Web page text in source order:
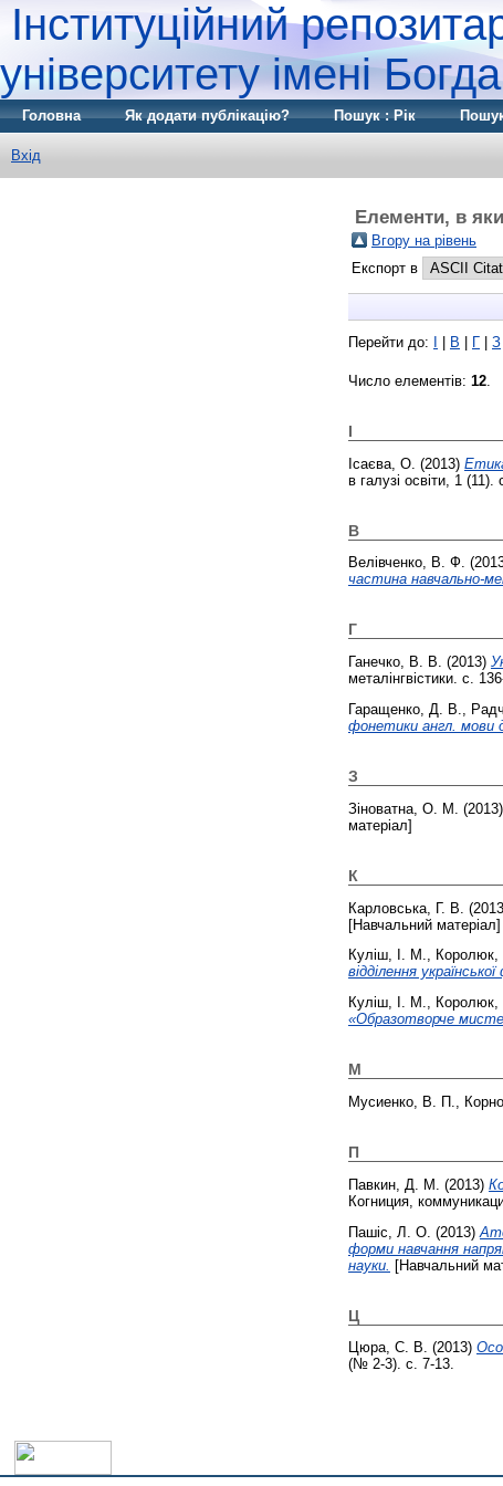
Інституційний
університету імені
Головна Як додати публікацію? Пошук : Рік
Вхід
Елементи, в
Вгору на рівень
Експорт в
Перейти до: В Г З
Число елементів: 12
І
Ісаєва, О. (2013)
в галузі освіти, 1 (11).
В
Велівченко, В. Ф.
частина навчально-
Г
Ганечко, В. В. (2013)
металінгвістики. с.
Гаращенко, Д. В.
фонетики англ. мови
З
Зіноватна, О. М. (2013)
матеріал]
К
Карловська, Г. В.
[Навчальний матеріал]
Куліш, І. М., Королюк,
відділення української
Куліш, І. М., Королюк,
«Образотворче
М
Мусиенко, В. П.
П
Павкин, Д. М. (2013)
Когниция,
Пашіс, Л. О. (2013)
форми навчання
науки. [Навчальний
Ц
Цюра, С. В. (2013)
(№ 2-3). с. 7-13.